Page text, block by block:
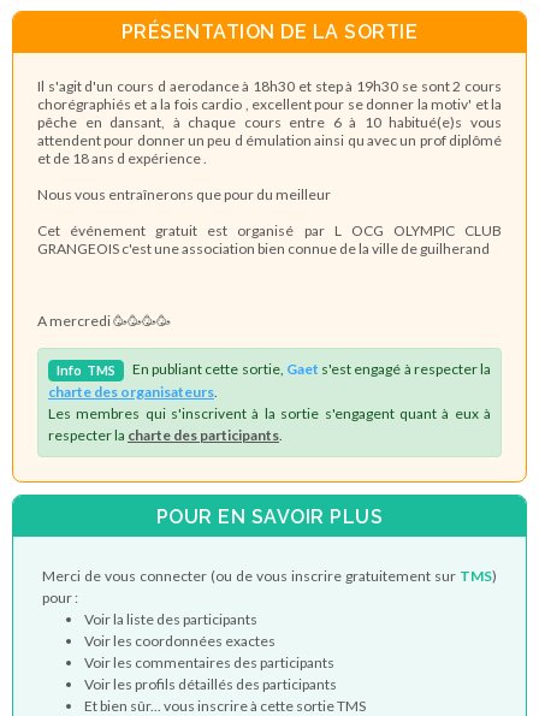
PRÉSENTATION DE LA SORTIE
Il s'agit d'un cours d aerodance à 18h30 et step à 19h30 se sont 2 cours
chorégraphiés et a la fois cardio , excellent pour se donner la motiv' et la
pêche en dansant, à chaque cours entre 6 à 10 habitué(e)s vous
attendent pour donner un peu d émulation ainsi qu avec un prof diplômé
et de 18 ans d expérience .
Nous vous entraînerons que pour du meilleur
Cet événement gratuit est organisé par L OCG OLYMPIC CLUB
GRANGEOIS c'est une association bien connue de la ville de guilherand
A mercredi 🥳🥳🥳🥳
Info TMS En publiant cette sortie, Gaet s'est engagé à respecter la
charte des organisateurs
Les membres qui s'inscrivent à la sortie s'engagent quant à eux à
respecter la charte des participants
POUR EN SAVOIR PLUS
Merci de vous connecter (ou de vous inscrire gratuitement sur TMS)
pour :
Voir la liste des participants
Voir les coordonnées exactes
Voir les commentaires des participants
Voir les profils détaillés des participants
Et bien sûr... vous inscrire à cette sortie TMS